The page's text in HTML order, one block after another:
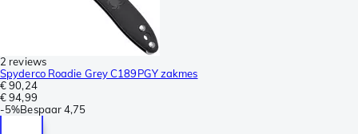
2 reviews
Spyderco Roadie Grey C189PGY zakmes
€ 90,24
€ 94,99
-5%Bespaar4,75